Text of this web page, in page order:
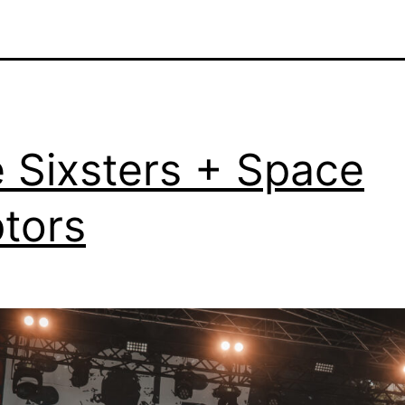
Sixsters + Space